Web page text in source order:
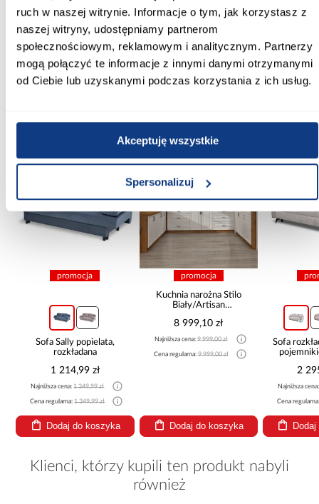
ruch w naszej witrynie. Informacje o tym, jak korzystasz z
naszej witryny, udostępniamy partnerom
społecznościowym, reklamowym i analitycznym. Partnerzy
mogą połączyć te informacje z innymi danymi otrzymanymi
od Ciebie lub uzyskanymi podczas korzystania z ich usług.
Akceptuję wszystkie
Spersonalizuj
Szkło hartowane:
Tak
Zobacz więcej >
Inni Klienci sprawdzali również
PORÓWNAJ
promocja
Sofa Sally popielata,
rozkładana
1 214,99 zł
Najniższa cena:1 349,99 zł
Cena regularna:1 349,99 zł
Dodaj do koszyka
PORÓWNAJ
promocja
Kuchnia narożna Stilo
Biały/Artisan
8 999,10 zł
Najniższa cena:9 999,00 zł
Cena regularna:9 999,00 zł
Dodaj do koszyka
Sofa
2
Najniższa
Cena
Klienci, którzy kupili ten produkt nabyli
również